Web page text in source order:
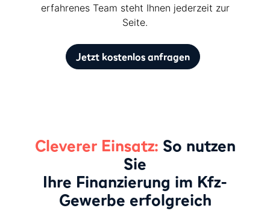
erfahrenes Team steht Ihnen jederzeit zur
Seite.
Jetzt kostenlos anfragen
Cleverer Einsatz: So nutzen
Sie
Ihre Finanzierung im Kfz-
Gewerbe erfolgreich